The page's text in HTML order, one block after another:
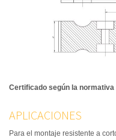
Certificado según la normativa
APLICACIONES
Para el montaje resistente a